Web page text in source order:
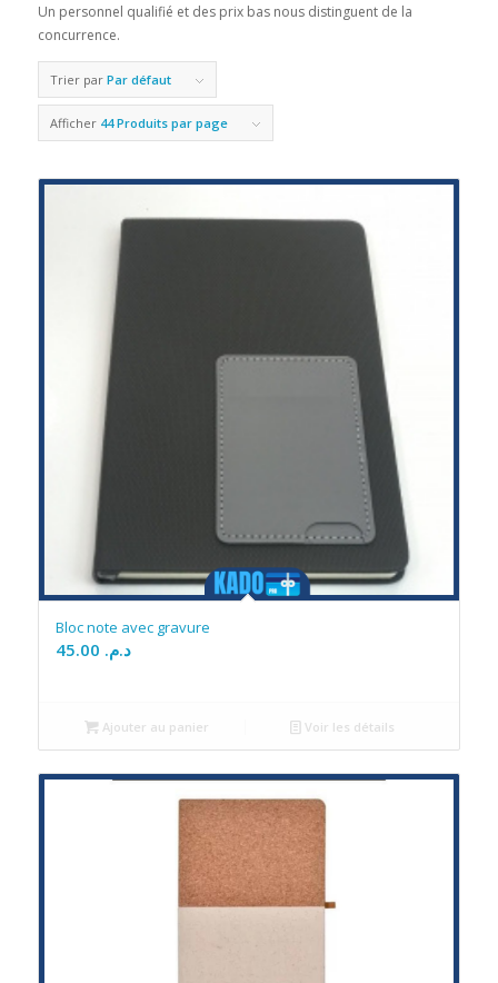
Un personnel qualifié et des prix bas nous distinguent de la
concurrence.
Trier par Par défaut
Afficher 44 Produits par page
Bloc note avec gravure
د.م.
Ajouter au panier Voir les détails